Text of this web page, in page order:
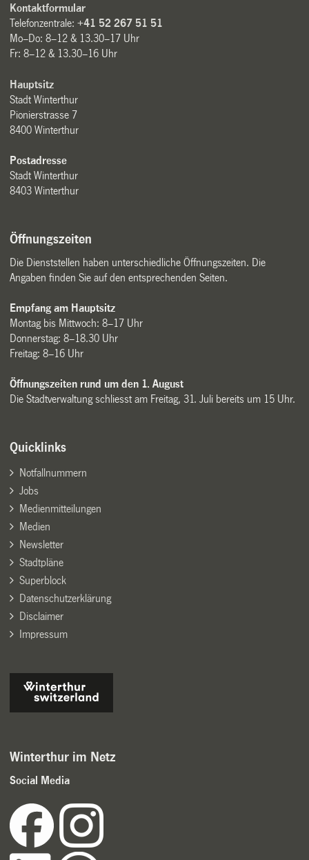
Kontaktformular
Telefonzentrale:+41 52 267 51 51
Mo–Do: 8–12 & 13.30–17 Uhr
Fr: 8–12 & 13.30–16 Uhr
Hauptsitz
Stadt Winterthur
Pionierstrasse 7
8400 Winterthur
Postadresse
Stadt Winterthur
8403 Winterthur
Öffnungszeiten
Die Dienststellen haben unterschiedliche Öffnungszeiten. Die
Angaben finden Sie auf den entsprechenden Seiten.
Empfang am Hauptsitz
Montag bis Mittwoch: 8–17 Uhr
Donnerstag: 8–18.30 Uhr
Freitag: 8–16 Uhr
Öffnungszeiten rund um den 1. August
Die Stadtverwaltung schliesst am Freitag, 31. Juli bereits um 15 Uhr.
Quicklinks
Notfallnummern
Jobs
Medienmitteilungen
Medien
Newsletter
Stadtpläne
Superblock
Datenschutzerklärung
Disclaimer
Impressum
Winterthur im Netz
Social Media